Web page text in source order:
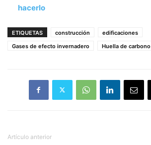
hacerlo
ETIQUETAS construcción
edificaciones
Gases de efecto invernadero
Huella de carbono
Artículo anterior